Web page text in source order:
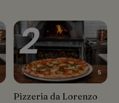
Pizzeria da Lorenzo
2
★★★★★ 5
Pizzeria da Lorenzo